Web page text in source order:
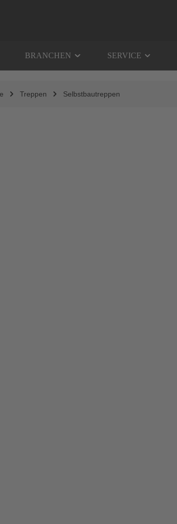
BRANCHEN SERVICE
Treppen Selbstbautreppen